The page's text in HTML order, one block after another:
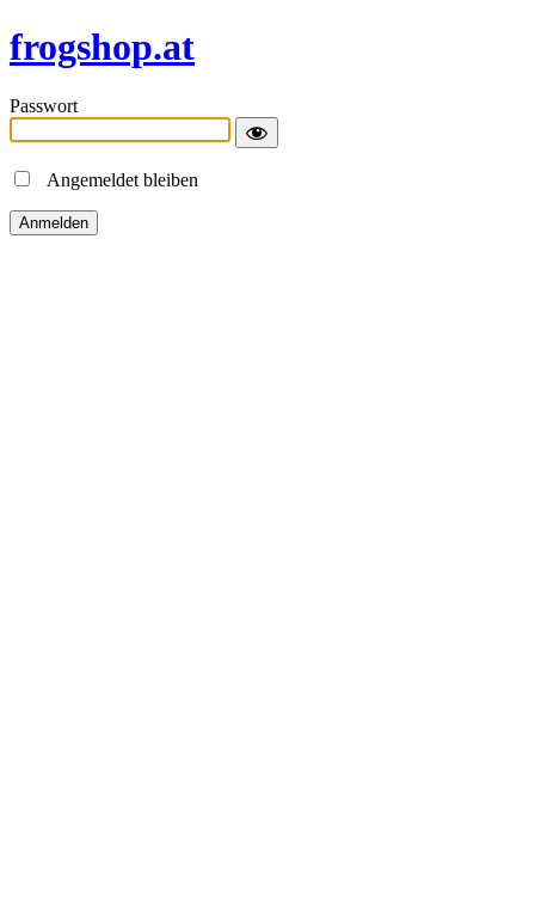
frogshop.at
Passwort
Angemeldet bleiben